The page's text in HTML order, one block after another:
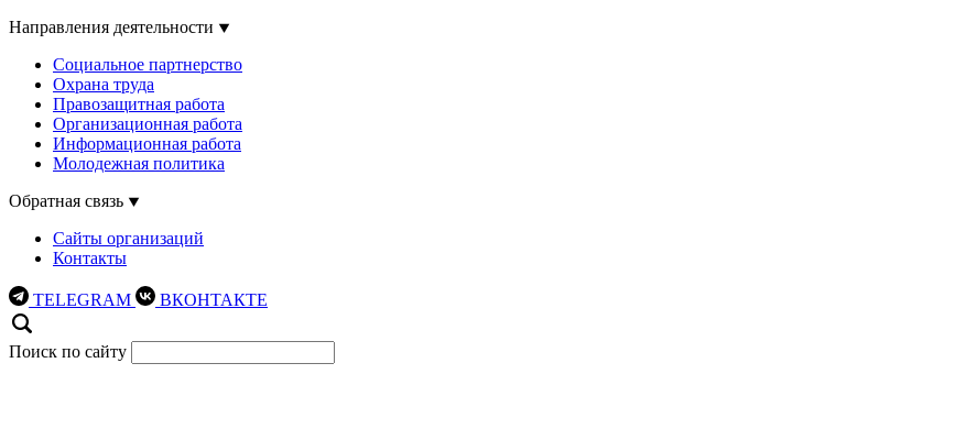
Направления деятельности
Социальное партнерство
Охрана труда
Правозащитная работа
Организационная работа
Информационная работа
Молодежная политика
Обратная связь
Сайты организаций
Контакты
TELEGRAM ВКОНТАКТЕ
Поиск по сайту